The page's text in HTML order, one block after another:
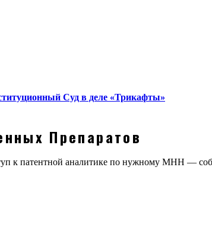
Суд в деле «Трикафты»
Препаратов
к патентной аналитике по нужному МНН —